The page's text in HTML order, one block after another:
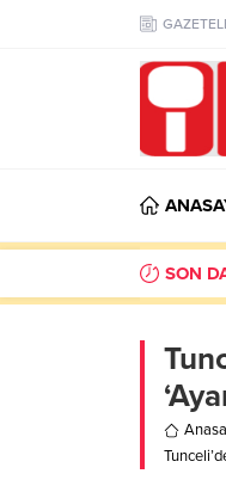
SON